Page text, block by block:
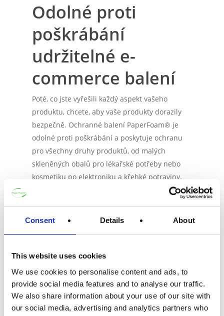
Consent Details About
This website uses cookies
We use cookies to personalise content and ads, to
provide social media features and to analyse our traffic.
We also share information about your use of our site with
our social media, advertising and analytics partners who
Odolné proti
poškrábání
udržitelné e-
commerce balení
Poté, co jste vyřešili každý aspekt vašeho
produktu, chcete, aby vaše produkty dorazily
bezpečně. Ochranné balení PaperFoam® je
odolné proti poškrábání a poskytuje ochranu
pro všechny druhy produktů, od malých
skleněných obalů pro lékařské potřeby nebo
kosmetiku po elektroniku a křehké potraviny,
které se snadno rozlomí, jako je vajíčko. Do
balení, které chrání vaše zboží během dopravy
které jsou plně přizpůsobeny jejich funkčnosti,
estetice a udržitelnosti. Společně chrání
dopravní balík a vlastní vložka do krabice
produkty před srážením s ostatními produkty v
krabici a před pádem.